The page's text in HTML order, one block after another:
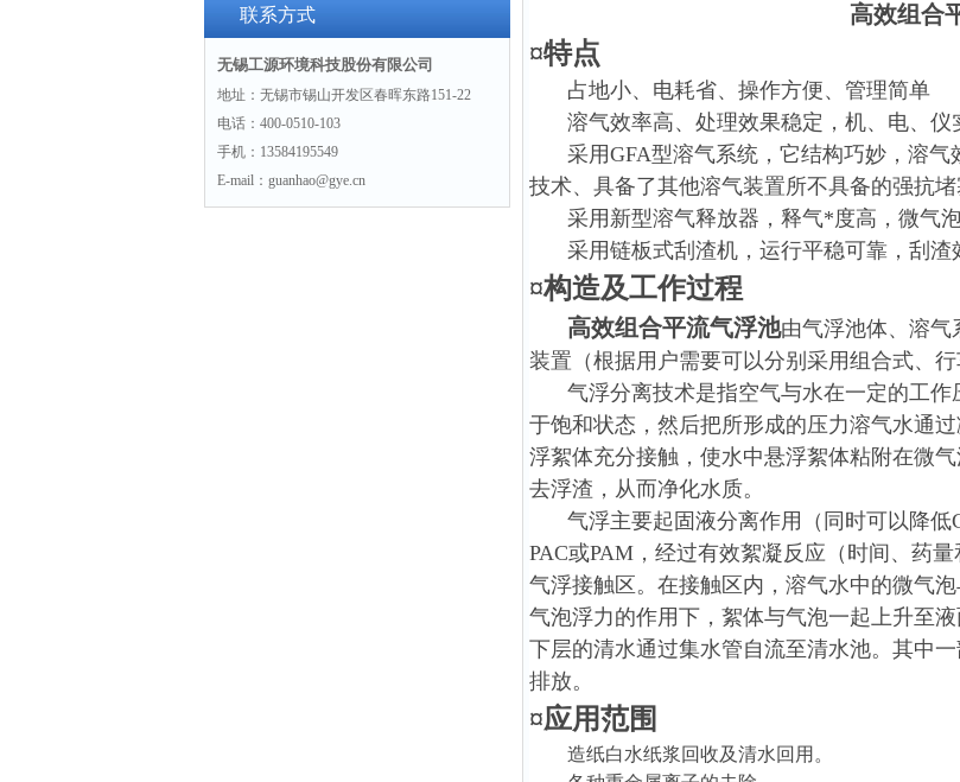
联系方式
无锡工源环境科技股份有限公司
地址：无锡市锡山开发区春晖东路151-22
电话：400-0510-103
手机：13584195549
E-mail：guanhao@gye.cn
高效组合
¤特点
占地小、电耗省、操作方便、管理简单
溶气效率高、处理效果稳定，机、电、仪
采用GFA型溶气系统，它结构巧妙，溶
技术、具备了其他溶气装置所不具备的强抗堵
采用新型溶气释放器，释气*度高，微气
采用链板式刮渣机，运行平稳可靠，刮渣
¤构造及工作过程
高效组合平流气浮池由气浮池体、溶气
装置（根据用户需要可以分别采用组合式、
气浮分离技术是指空气与水在一定的工
于饱和状态，然后把所形成的压力溶气水通
浮絮体充分接触，使水中悬浮絮体粘附在微
去浮渣，从而净化水质。
气浮主要起固液分离作用（同时可以降
PAC或PAM，经过有效絮凝反应（时间、药
气浮接触区。在接触区内，溶气水中的微气
气泡浮力的作用下，絮体与气泡一起上升至
下层的清水通过集水管自流至清水池。其中
排放。
¤应用范围
造纸白水纸浆回收及清水回用。